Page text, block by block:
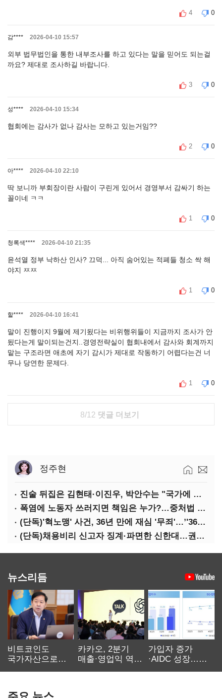
4 0
감**** 2026-04-10 15:57
외부 법무법인을 통한 내부조사를 하고 있다는 말을 믿어도 되는걸
까요? 제대로 조사하길 바랍니다.
3 0
성**** 2026-04-10 15:34
협회에는 감사가 없나 감사는 모하고 있는거임??
2 0
아**** 2026-04-10 22:10
딱 보니까 부회장이란 사람이 구린게 있어서 경영부서 감싸기 하는
꼴이네 ㅋㅋ
1 0
청록색**** 2026-04-10 21:35
윤석열 정부 낙하산 인사? 끄덕... 아직 숨어있는 적폐들 청소 싹 해
야지 ㅉㅉ
1 0
할**** 2026-04-10 16:41
말이 진행이지 9월에 제기됬다는 비위행위들이 지금까지 조사가 안
됬다는게 말이되는건지..경영전략실이 협회내에서 감사와 회계까지
맡는 구조라면 애초에 자기 감시가 제대로 작동하기 어렵다는건 너
무나 당연한 문제다.
1 0
8/12 댓글 더보기
정주현
진술 뒤집은 김현태·이진우, 박안수는 "국가에 헌신"…법정서 드러난 군 수뇌부의 민낯
폭염에 노동자 쓰러지면 책임은 누가?…중처법 처벌될까?
(단독)'혁노맹' 사건, 36년 만에 재심 '무죄'…’'36시간 불법구금·자백강요' 인정
(단독)채용비리 신고자 징계·파면한 신한대…권익위 제동에도 갈등 계속
뉴스리듬
비트코인도
국가자산으로…'
카카오, 2분기
매출·영업익 역대
가입자 증가
·AIDC 성장…